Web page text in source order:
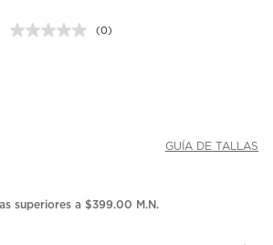
Sin
(0)
GUÍA DE TALLAS
superiores a $399.00 M.N.